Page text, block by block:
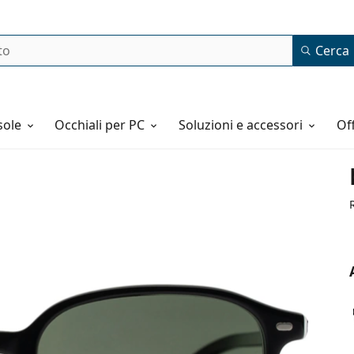
Cerca
Occhiali per PC Soluzioni e accessori